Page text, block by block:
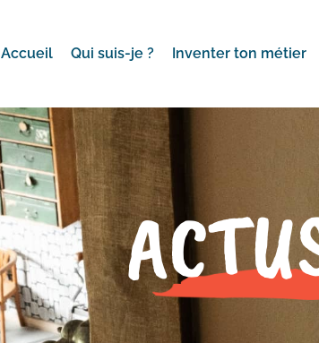
Accueil Qui suis-je ? Inventer ton métier